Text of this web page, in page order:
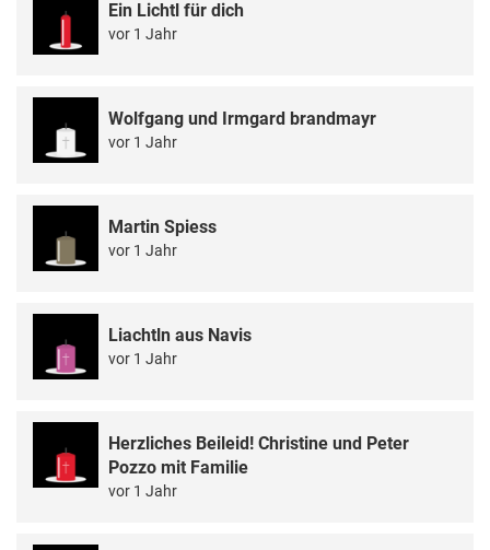
Ein Lichtl für dich
vor 1 Jahr
Wolfgang und Irmgard brandmayr
vor 1 Jahr
Martin Spiess
vor 1 Jahr
Liachtln aus Navis
vor 1 Jahr
Herzliches Beileid! Christine und Peter
Pozzo mit Familie
vor 1 Jahr